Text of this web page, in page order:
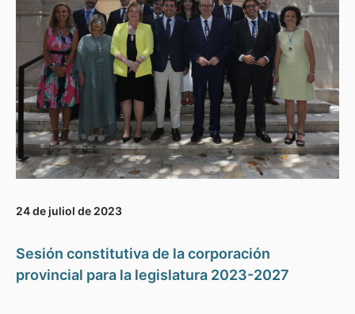
24 de juliol de 2023
Sesión constitutiva de la corporación
provincial para la legislatura 2023-2027